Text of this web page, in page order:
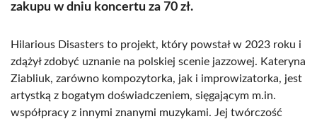
zakupu w dniu koncertu za 70 zł.
Hilarious Disasters to projekt, który powstał w 2023 roku i
zdążył zdobyć uznanie na polskiej scenie jazzowej. Kateryna
Ziabliuk, zarówno kompozytorka, jak i improwizatorka, jest
artystką z bogatym doświadczeniem, sięgającym m.in.
współpracy z innymi znanymi muzykami. Jej twórczość